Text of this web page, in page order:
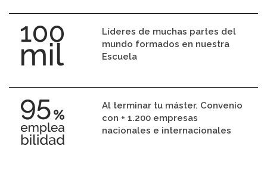
Líderes de muchas partes del
mundo formados en nuestra
Escuela
Al terminar tu máster. Convenio
con + 1.200 empresas
nacionales e internacionales